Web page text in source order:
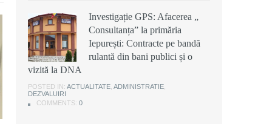
Investigație GPS: Afacerea „
Consultanța” la primăria
Iepurești: Contracte pe bandă
rulantă din bani publici și o
vizită la DNA
POSTED IN: ACTUALITATE ADMINISTRATIE
DEZVALUIRI
COMMENTS: 0